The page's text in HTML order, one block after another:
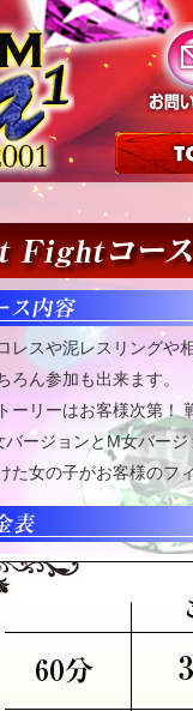
レスや泥レスリングや
ろん参加も出来ます。
ーリーはお客様次第！
バージョンとM女バージ
た女の子がお客様のフ